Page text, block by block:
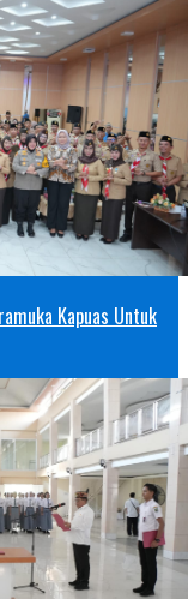
Kapuas Untuk